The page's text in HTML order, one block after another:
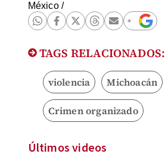
México/
TAGS RELACIONADOS:
violencia Michoacán
Crimen organizado
Últimos videos